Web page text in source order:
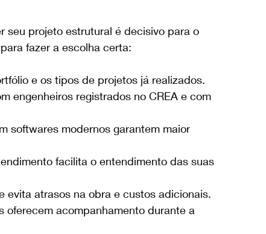
seu projeto estrutural é decisivo para o
fazer a escolha certa:
e os tipos de projetos já realizados.
engenheiros registrados no CREA e com
softwares modernos garantem maior
facilita o entendimento das suas
evita atrasos na obra e custos adicionais.
oferecem acompanhamento durante a